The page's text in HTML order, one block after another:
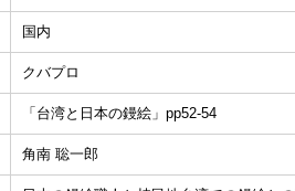
国内
クバプロ
「台湾と日本の鏝絵」pp52-54
角南 聡一郎